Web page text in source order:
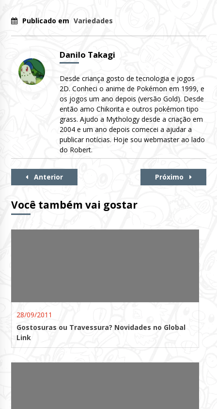
Publicado em Variedades
Danilo Takagi
Desde criança gosto de tecnologia e jogos
2D. Conheci o anime de Pokémon em 1999, e
os jogos um ano depois (versão Gold). Desde
então amo Chikorita e outros pokémon tipo
grass. Ajudo a Mythology desde a criação em
2004 e um ano depois comecei a ajudar a
publicar notícias. Hoje sou webmaster ao lado
do Robert.
Continue
Anterior Próximo
Você também vai gostar
28/09/2011
Gostosuras ou Travessura? Novidades no Global
Link